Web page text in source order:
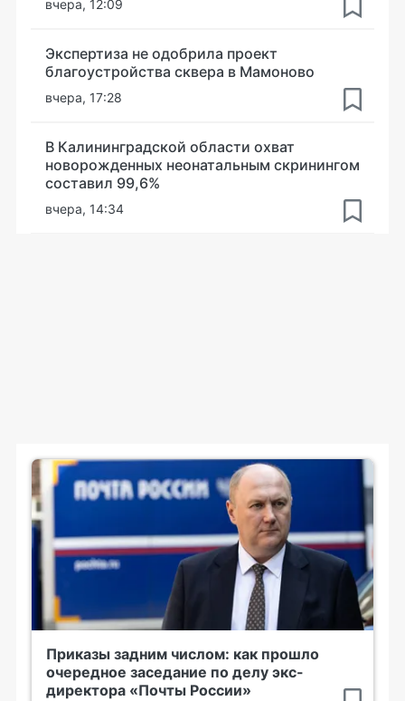
вчера, 12:09
Экспертиза не одобрила проект
благоустройства сквера в Мамоново
вчера, 17:28
В Калининградской области охват
новорожденных неонатальным скринингом
составил 99,6%
вчера, 14:34
Приказы задним числом: как прошло
очередное заседание по делу экс-
директора «Почты России»